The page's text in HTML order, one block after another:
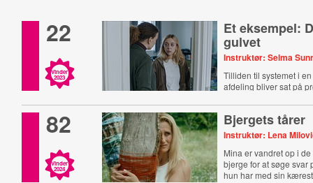
22
Vinder
2023
Et eksempel:
gulvet
Instruktør: Selma
Tilliden til systemet i
afdeling bliver sat på
82
Vinder
2024
Bjergets tårer
Instruktør: Lena
Mina er vandret op i
bjerge for at søge svar
hun har med sin